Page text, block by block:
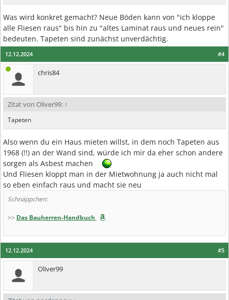
Was wird konkret gemacht? Neue Böden kann von "ich kloppe
alle Fliesen raus" bis hin zu "altes Laminat raus und neues rein"
bedeuten. Tapeten sind zunächst unverdächtig.
#4
12.12.2024
chris84
Zitat von Oliver99: ↑
Tapeten
Also wenn du ein Haus mieten willst, in dem noch Tapeten aus
1968 (!!) an der Wand sind, würde ich mir da eher schon andere
sorgen als Asbest machen
Und Fliesen kloppt man in der Mietwohnung ja auch nicht mal
so eben einfach raus und macht sie neu
Schnäppchen:
>> Das Bauherren-Handbuch
#5
12.12.2024
Oliver99